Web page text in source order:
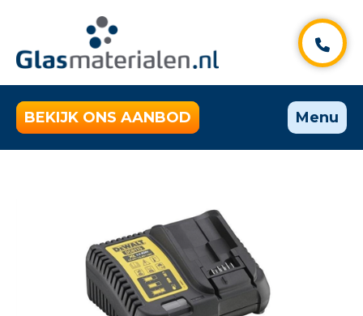
BEKIJK ONS AANBOD Menu